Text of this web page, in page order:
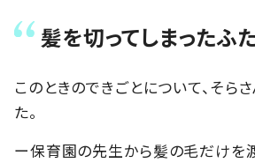
髪を切ってしまったふ
このときのできごとについて、そら
た。
ー保育園の先生から髪の毛だけを